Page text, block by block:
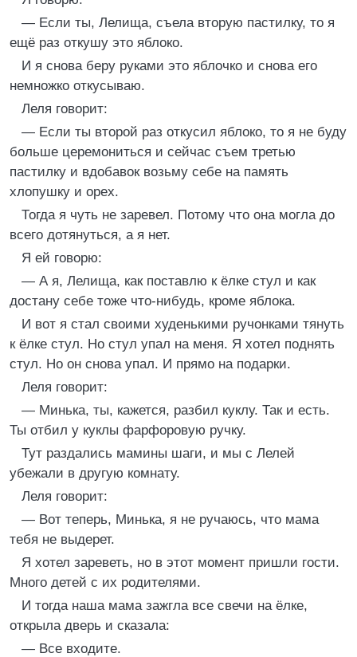
— Если ты, Лелища, съела вторую пастилку, то я
ещё раз откушу это яблоко.
И я снова беру руками это яблочко и снова его
немножко откусываю.
Леля говорит:
— Если ты второй раз откусил яблоко, то я не буду
больше церемониться и сейчас съем третью
пастилку и вдобавок возьму себе на память
хлопушку и орех.
Тогда я чуть не заревел. Потому что она могла до
всего дотянуться, а я нет.
Я ей говорю:
— А я, Лелища, как поставлю к ёлке стул и как
достану себе тоже что-нибудь, кроме яблока.
И вот я стал своими худенькими ручонками тянуть
к ёлке стул. Но стул упал на меня. Я хотел поднять
стул. Но он снова упал. И прямо на подарки.
Леля говорит:
— Минька, ты, кажется, разбил куклу. Так и есть.
Ты отбил у куклы фарфоровую ручку.
Тут раздались мамины шаги, и мы с Лелей
убежали в другую комнату.
Леля говорит:
— Вот теперь, Минька, я не ручаюсь, что мама
тебя не выдерет.
Я хотел зареветь, но в этот момент пришли гости.
Много детей с их родителями.
И тогда наша мама зажгла все свечи на ёлке,
открыла дверь и сказала:
— Все входите.